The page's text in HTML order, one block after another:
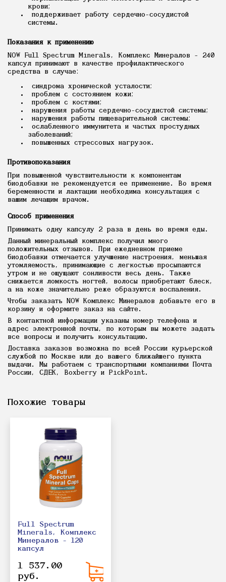
крови;
поддерживает работу сердечно-сосудистой
системы.
Показания к применению
NOW Full Spectrum Minerals, Комплекс Минералов - 240
капсул принимают в качестве профилактического
средства в случае:
синдрома хронической усталости;
проблем с состоянием кожи;
проблем с костями;
нарушения работы сердечно-сосудистой системы;
нарушения работы пищеварительной системы;
ослабленного иммунитета и частых простудных
заболеваний;
повышенных стрессовых нагрузок.
Противопоказания
При повышенной чувствительности к компонентам
биодобавки не рекомендуется ее применение. Во время
беременности и лактации необходима консультация с
вашим лечащим врачом.
Способ применения
Принимать одну капсулу 2 раза в день во время еды.
Данный минеральный комплекс получил много
положительных отзывов. При ежедневном приеме
биодобавки отмечается улучшение настроения, меньшая
утомляемость, принимающие с легкостью просыпаются
утром и не ощущают сонливости весь день. Также
снижается ломкость ногтей, волосы приобретают блеск,
а на коже значительно реже образуются воспаления.
Чтобы заказать NOW Комплекс Минералов добавьте его в
корзину и оформите заказ на сайте.
В контактной информации указаны номер телефона и
адрес электронной почты, по которым вы можете задать
все вопросы и получить консультацию.
Доставка заказов возможна по всей России курьерской
службой по Москве или до вашего ближайшего пункта
выдачи. Мы работаем с транспортными компаниями Почта
России, СДЕК, Boxberry и PickPoint.
Похожие товары
Full Spectrum
Minerals, Комплекс
Минералов - 120
капсул
1 537.00
руб.